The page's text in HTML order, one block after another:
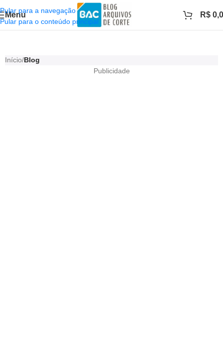
Pular para a navegação
Pular para o conteúdo principal
Menu R$
Início/Blog
Publicidade